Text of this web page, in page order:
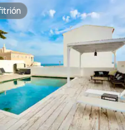
de 5; 105 evaluaciones